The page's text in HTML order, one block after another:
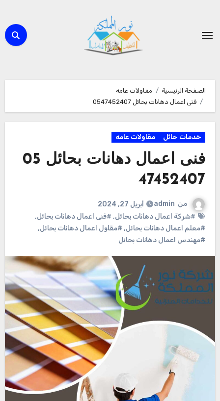
المحتوى
الصفحة الرئيسية
مقاولات عامه
فنى اعمال دهانات بحائل 0547452407
خدمات حائل مقاولات عامه
فنى اعمال دهانات بحائل 05
47452407
من admin
أبريل 27, 2024
#شركة اعمال دهانات بحائل, #فنى اعمال دهانات بحائل,
#معلم اعمال دهانات بحائل, #مقاول اعمال دهانات بحائل,
#مهندس اعمال دهانات بحائل